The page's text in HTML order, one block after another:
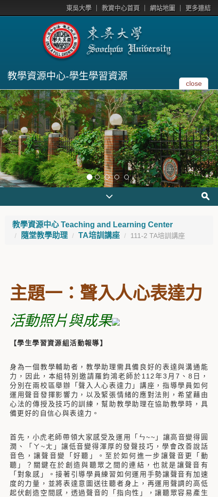
東吳大學 教資中心首頁 網站地圖 更多連結
教學資源中心-學生學習資源
close
教學資源中心 Teaching and Learning Center
隨堂教學助理
TA培訓講座 111-2 TA培訓講座
主題一：聲入人心表達力
活動照片與成果
【學生學習資源組活動報導】
身為一個教學輔助者，教學助理需具備良好的表達與溝通能
力，因此，本組特別邀請羅鈞鴻老師於112年3月7、8日，
分別在兩校區舉辦「聲入人心表達力」講座，指導學員如何
運用聲音發揮影響力，以及緊張情緒的應對法則，希望藉由
心法的傳授及技巧的訓練，幫助教學助理在協助教學時，具
備更好的自信心與表達力。
首先，小虎老師帶領大家感受及運用「ㄣ~~」讓高音變得圓
潤、「ㄚ~ㄤ」讓低音變得渾厚的發聲技巧，學會改善說話
音色，讓聲音變「好聽」。至於如何進一步讓聲音更「動
聽」？關鍵在於創造與聽眾之間的連結，也就是讓聲音有
「對象感」。接著引導學員練習如何運用手勢讓聲音有加速
度的力量，並將表達意圖送往聽者身上，再運用聲調的高低
起伏創造空間感，透過聲音的「指向性」，讓聽眾容易產生